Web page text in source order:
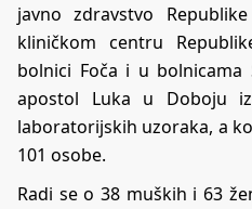
javno zdravstvo
kliničkom centru
bolnici Foča i u bolnicama
apostol Luka u Doboju
laboratorijskih uzoraka, a
101 osobe.
Radi se o 38 muških i 63